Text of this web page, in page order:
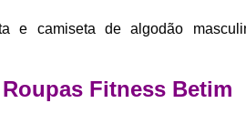
Estamparia
e camiseta de algodão
Fitness Betim